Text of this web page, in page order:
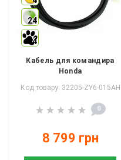
24
4
Кабель для командира
Honda
Код товару: 32205-ZY6-015AH
0
8 799 грн